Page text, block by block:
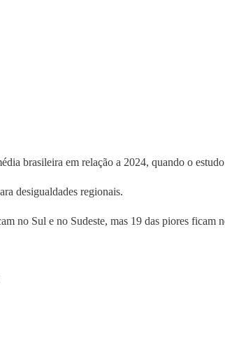
brasileira em relação a 2024, quando o
desigualdades regionais.
no Sul e no Sudeste, mas 19 das piores ficam